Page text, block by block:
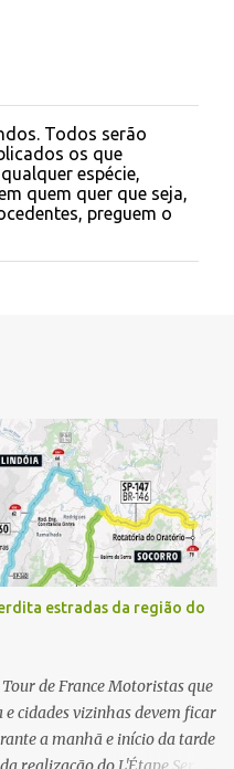
Todos serão
os que
espécie,
quem quer que seja,
preguem o
estradas da região do
de France Motoristas que
cidades vizinhas devem ficar
a manhã e início da tarde